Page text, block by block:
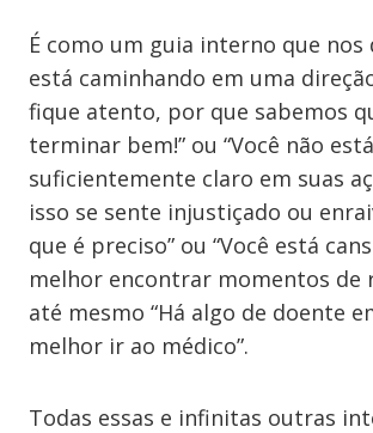
É como um guia interno que nos
está caminhando em uma
fique atento, por que sabemos
terminar bem!” ou “Você não
suficientemente claro em suas
isso se sente injustiçado ou
que é preciso” ou “Você está
melhor encontrar momentos de
até mesmo “Há algo de doente
melhor ir ao médico”.
Todas essas e infinitas outras